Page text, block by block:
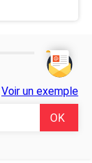
Voir un exemple